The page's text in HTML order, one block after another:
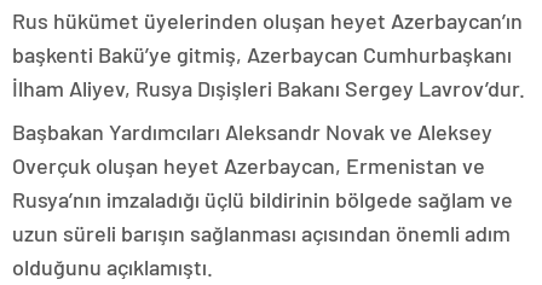
Rus hükümet üyelerinden oluşan heyet Azerbaycan’ın
başkenti Bakü’ye gitmiş, Azerbaycan Cumhurbaşkanı
İlham Aliyev, Rusya Dışişleri Bakanı Sergey Lavrov’dur.
Başbakan Yardımcıları Aleksandr Novak ve Aleksey
Overçuk oluşan heyet Azerbaycan, Ermenistan ve
Rusya’nın imzaladığı üçlü bildirinin bölgede sağlam ve
uzun süreli barışın sağlanması açısından önemli adım
olduğunu açıklamıştı.